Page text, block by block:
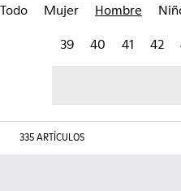
Todo Mujer Hombre
39
40 41 42
335ARTÍCULOS